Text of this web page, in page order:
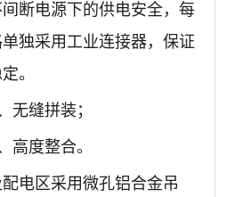
断电源下的供电安全，每
独采用工业连接器，保证
。
无缝拼装；
高度整合。
电区采用微孔铝合金吊